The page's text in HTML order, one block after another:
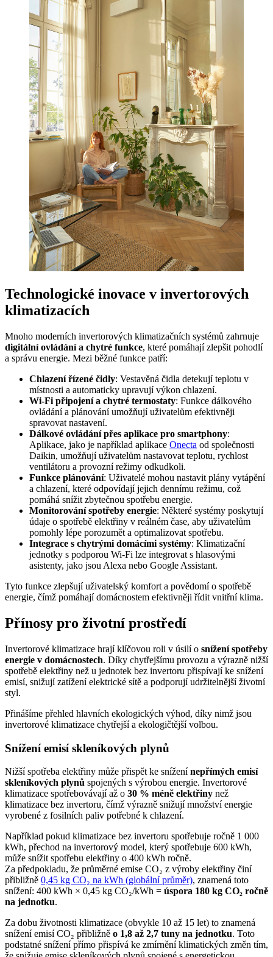
Technologické inovace v invertorových
klimatizacích
Mnoho moderních invertorových klimatizačních systémů zahrnuje
digitální ovládání a chytré funkce, které pomáhají zlepšit pohodlí
a správu energie. Mezi běžné funkce patří:
Chlazení řízené čidly: Vestavěná čidla detekují teplotu v
místnosti a automaticky upravují výkon chlazení.
Wi-Fi připojení a chytré termostaty: Funkce dálkového
ovládání a plánování umožňují uživatelům efektivněji
spravovat nastavení.
Dálkové ovládání přes aplikace pro smartphony:
Aplikace, jako je například aplikace Onecta od společnosti
Daikin, umožňují uživatelům nastavovat teplotu, rychlost
ventilátoru a provozní režimy odkudkoli.
Funkce plánování: Uživatelé mohou nastavit plány vytápění
a chlazení, které odpovídají jejich dennímu režimu, což
pomáhá snížit zbytečnou spotřebu energie.
Monitorování spotřeby energie: Některé systémy poskytují
údaje o spotřebě elektřiny v reálném čase, aby uživatelům
pomohly lépe porozumět a optimalizovat spotřebu.
Integrace s chytrými domácími systémy: Klimatizační
jednotky s podporou Wi-Fi lze integrovat s hlasovými
asistenty, jako jsou Alexa nebo Google Assistant.
Tyto funkce zlepšují uživatelský komfort a povědomí o spotřebě
energie, čímž pomáhají domácnostem efektivněji řídit vnitřní klima.
Přínosy pro životní prostředí
Invertorové klimatizace hrají klíčovou roli v úsilí o snížení spotřeby
energie v domácnostech. Díky chytřejšímu provozu a výrazně nižší
spotřebě elektřiny než u jednotek bez invertoru přispívají ke snížení
emisí, snižují zatížení elektrické sítě a podporují udržitelnější životní
styl.
Přinášíme přehled hlavních ekologických výhod, díky nimž jsou
invertorové klimatizace chytřejší a ekologičtější volbou.
Snížení emisí skleníkových plynů
Nižší spotřeba elektřiny může přispět ke snížení nepřímých emisí
skleníkových plynů spojených s výrobou energie. Invertorové
klimatizace spotřebovávají až o 30 % méně elektřiny než
klimatizace bez invertoru, čímž výrazně snižují množství energie
vyrobené z fosilních paliv potřebné k chlazení.
Například pokud klimatizace bez invertoru spotřebuje ročně 1 000
kWh, přechod na invertorový model, který spotřebuje 600 kWh,
může snížit spotřebu elektřiny o 400 kWh ročně.
Za předpokladu, že průměrné emise CO₂ z výroby elektřiny činí
přibližně 0,45 kg CO₂ na kWh (globální průměr), znamená toto
snížení: 400 kWh × 0,45 kg CO₂/kWh = úspora 180 kg CO₂ ročně
na jednotku.
Za dobu životnosti klimatizace (obvykle 10 až 15 let) to znamená
snížení emisí CO₂ přibližně o 1,8 až 2,7 tuny na jednotku. Toto
podstatné snížení přímo přispívá ke zmírnění klimatických změn tím,